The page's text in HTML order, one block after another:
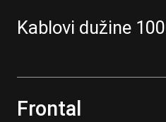
Kablovi dužine
Frontal